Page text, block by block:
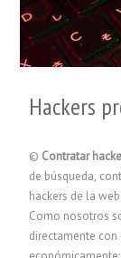
Hackers
© Contratar
de búsqueda,
hackers de la
Como nosotros
directamente